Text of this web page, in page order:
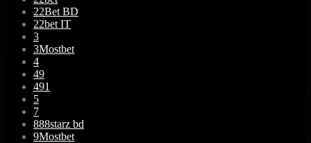
22Bet BD
22bet IT
3
3Mostbet
4
49
491
5
7
888starz bd
9Mostbet